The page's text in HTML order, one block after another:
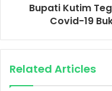
Bupati Kutim
Covid-19
Related Articles